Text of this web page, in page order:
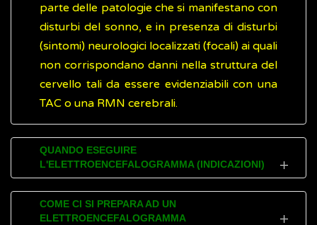
parte delle patologie che si manifestano con
disturbi del sonno, e in presenza di disturbi
(sintomi) neurologici localizzati (focali) ai quali
non corrispondano danni nella struttura del
cervello tali da essere evidenziabili con una
TAC o una RMN cerebrali.
QUANDO ESEGUIRE
L'ELETTROENCEFALOGRAMMA (INDICAZIONI)
Alcune malattie del cervello, come le
epilessie, leencefaliti, le malattie da prioni,
COME CI SI PREPARA AD UN
ELETTROENCEFALOGRAMMA